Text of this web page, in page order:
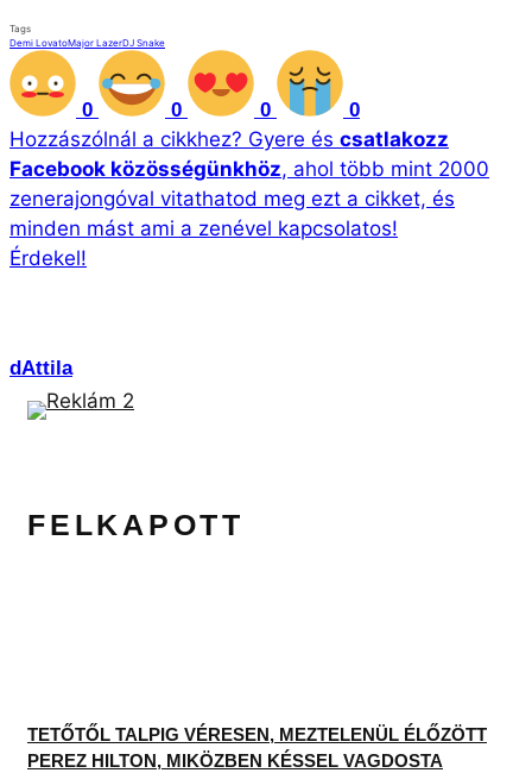
Tags
Demi LovatoMajor LazerDJ Snake
0 0 0 0
Hozzászólnál a cikkhez? Gyere és csatlakozz
Facebook közösségünkhöz, ahol több mint 2000
zenerajongóval vitathatod meg ezt a cikket, és
minden mást ami a zenével kapcsolatos!
Érdekel!
dAttila
FELKAPOTT
TETŐTŐL TALPIG VÉRESEN, MEZTELENÜL ÉLŐZÖTT
PEREZ HILTON, MIKÖZBEN KÉSSEL VAGDOSTA